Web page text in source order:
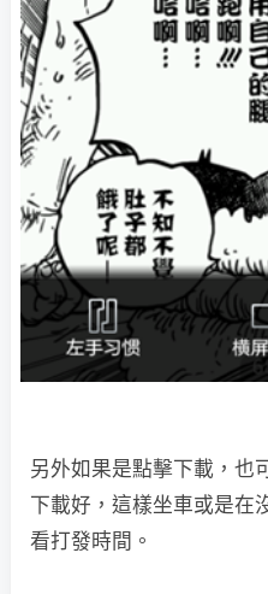
另外如果是點擊下載，也
下載好，這樣坐車或是在
看打發時間。